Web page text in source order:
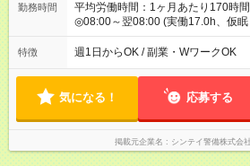
勤務時間
平均労働時間：1ヶ月あたり170時
◎08:00～翌08:00 (実働17.0h、仮
円～ ※固定残業代9.0h：14,688円含む 平均労働時間：1
たり170時間 想定労働時間 170時
9.0h：14,688円含む
特徴 週1日からOK / 副業・WワークOK
気になる！ 応募する
掲載元企業名 シンテイ警備株式会